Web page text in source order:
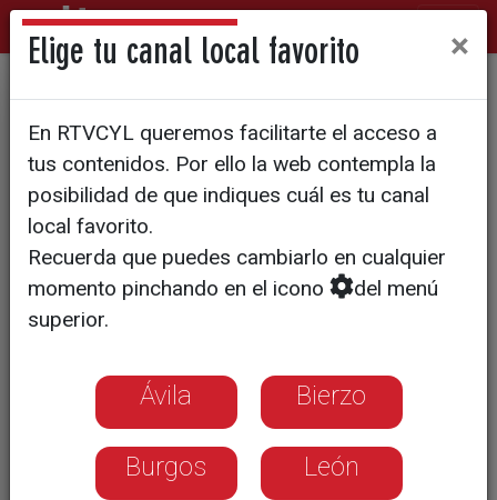
El campo abulense se pinta
de morado gracias al sueño
de un abogado
Sus viajes a la Provenza francesa y su
pasión por la lavanda despertaron su
Elige tu canal local favorito ×
En RTVCYL queremos facilitarte el acceso a
tus contenidos. Por ello la web contempla la
posibilidad de que indiques cuál es tu canal
local favorito.
Recuerda que puedes cambiarlo en cualquier
momento pinchando en el icono
del menú
superior.
Ávila Bierzo
Burgos León